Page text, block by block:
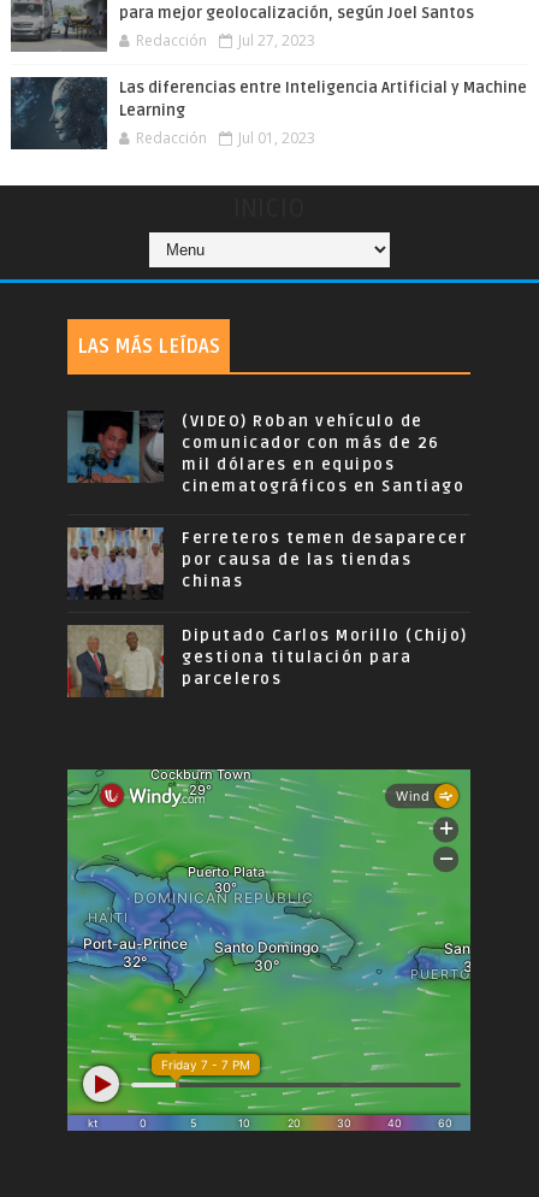
para mejor geolocalización, según Joel Santos
Redacción Jul 27, 2023
Las diferencias entre Inteligencia Artificial y Machine
Learning
Redacción Jul 01, 2023
LAS MÁS LEÍDAS
(VIDEO) Roban vehículo de
comunicador con más de 26
mil dólares en equipos
cinematográficos en Santiago
Ferreteros temen desaparecer
por causa de las tiendas
chinas
Diputado Carlos Morillo (Chijo)
gestiona titulación para
parceleros